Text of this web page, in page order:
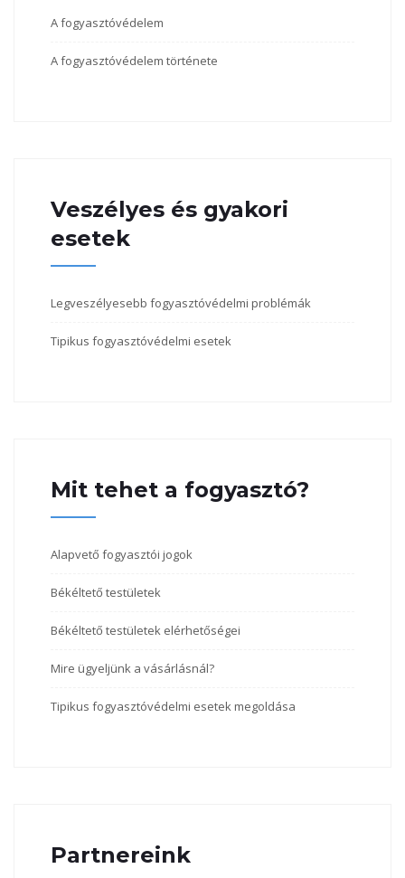
A fogyasztóvédelem
A fogyasztóvédelem története
Veszélyes és gyakori
esetek
Legveszélyesebb fogyasztóvédelmi problémák
Tipikus fogyasztóvédelmi esetek
Mit tehet a fogyasztó?
Alapvető fogyasztói jogok
Békéltető testületek
Békéltető testületek elérhetőségei
Mire ügyeljünk a vásárlásnál?
Tipikus fogyasztóvédelmi esetek megoldása
Partnereink